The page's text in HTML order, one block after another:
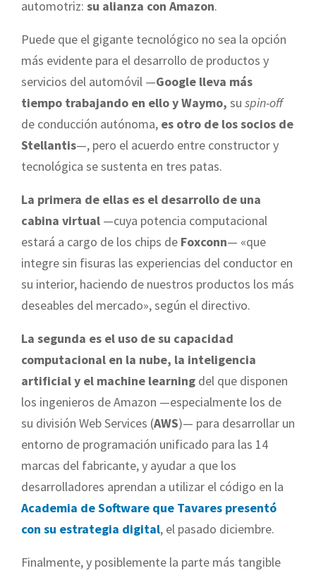
automotriz: su alianza con Amazon.
Puede que el gigante tecnológico no sea la opción
más evidente para el desarrollo de productos y
servicios del automóvil —Google lleva más
tiempo trabajando en ello y Waymo, su spin-off
de conducción autónoma, es otro de los socios de
Stellantis—, pero el acuerdo entre constructor y
tecnológica se sustenta en tres patas.
La primera de ellas es el desarrollo de una
cabina virtual —cuya potencia computacional
estará a cargo de los chips de Foxconn— «que
integre sin fisuras las experiencias del conductor en
su interior, haciendo de nuestros productos los más
deseables del mercado», según el directivo.
La segunda es el uso de su capacidad
computacional en la nube, la inteligencia
artificial y el machine learning del que disponen
los ingenieros de Amazon —especialmente los de
su división Web Services (AWS)— para desarrollar un
entorno de programación unificado para las 14
marcas del fabricante, y ayudar a que los
desarrolladores aprendan a utilizar el código en la
Academia de Software que Tavares presentó
con su estrategia digital, el pasado diciembre.
Finalmente, y posiblemente la parte más tangible